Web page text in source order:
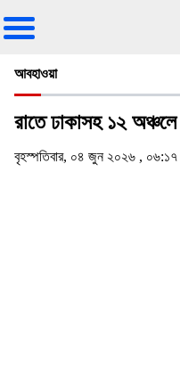
আবহাওয়া
রাতে ঢাকাসহ ১২
বৃহস্পতিবার, ০৪ জুন ২০২৬ , ০৬:১৭